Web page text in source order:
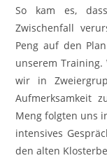
So kam es,
Zwischenfall
Peng auf den
unserem
wir in
Aufmerksamkeit
Meng folgten uns
intensives
den alten